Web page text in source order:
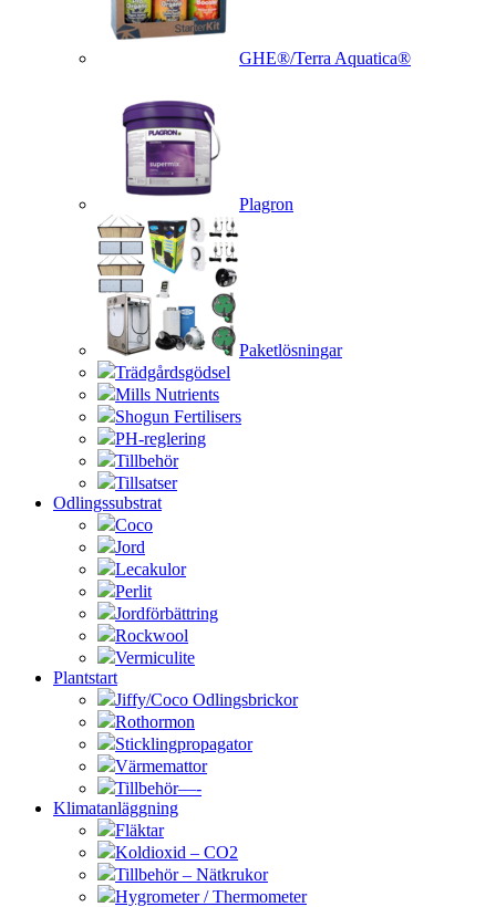
GHE®/Terra Aquatica®
Plagron
Paketlösningar
Trädgårdsgödsel
Mills Nutrients
Shogun Fertilisers
PH-reglering
Tillbehör
Tillsatser
Odlingssubstrat
Coco
Jord
Lecakulor
Perlit
Jordförbättring
Rockwool
Vermiculite
Plantstart
Jiffy/Coco Odlingsbrickor
Rothormon
Sticklingpropagator
Värmemattor
Tillbehör—-
Klimatanläggning
Fläktar
Koldioxid – CO2
Tillbehör – Nätkrukor
Hygrometer / Thermometer